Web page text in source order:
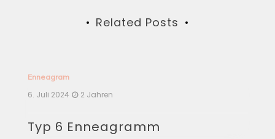
Related Posts
Enneagram
6. Juli 2024 2 Jahren
Typ 6 Enneagramm